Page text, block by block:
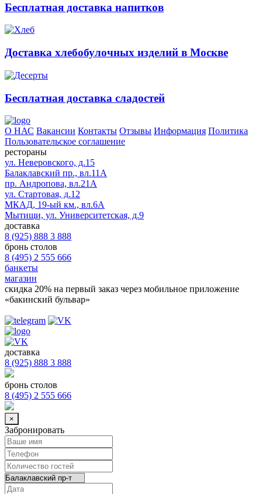
Бесплатная доставка напитков
Доставка хлебобулочных изделий в Москве
Бесплатная доставка сладостей
О НАС Вакансии Контакты Отзывы Информация Политика
Пользовательское соглашение
рестораны
ул. Неверовского, д.15
Балаклавский пр., вл.11А
пр. Андропова, вл.21А
ул. Стартовая, д.12
МКАД, 19-ый км., вл.6А
Мытищи, ул. Университетская, д.9
доставка
8 (925) 888 3 888
бронь столов
8 (495) 2 555 666
банкеты
магазин
скидка 20% на первый заказ через мобильное приложение
«бакинский бульвар»
доставка
8 (925) 888 3 888
бронь столов
8 (495) 2 555 666
×
Забронировать